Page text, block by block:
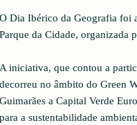
O Dia Ibérico da Geografia foi
Parque da Cidade, organizada
A iniciativa, que contou a
decorreu no âmbito do Green
Guimarães a Capital Verde
para a sustentabilidade